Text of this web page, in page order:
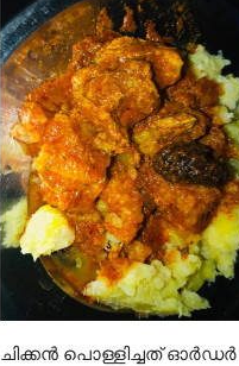
ചിക്കൻ പൊള്ളിച്ചത് ഓർഡർ